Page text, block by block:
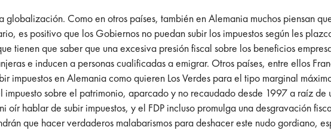
Como en otros países, también en Alemania muchos piensan
es positivo que los Gobiernos no puedan subir los impuestos según les
tienen que saber que una excesiva presión fiscal sobre los beneficios
e inducen a personas cualificadas a emigrar. Otros países, entre ellos
impuestos en Alemania como quieren Los Verdes para el tipo marginal
sobre el patrimonio, aparcado y no recaudado desde 1997 a raíz de
hablar de subir impuestos, y el FDP incluso promulga una desgravación
que hacer verdaderos malabarismos para deshacer este nudo gordiano,